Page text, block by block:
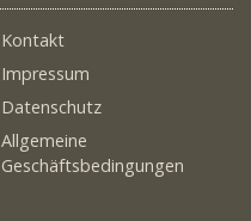
Kontakt
Impressum
Datenschutz
Allgemeine
Geschäftsbedingungen